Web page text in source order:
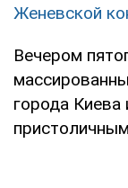
Женевской
Вечером
города Киева